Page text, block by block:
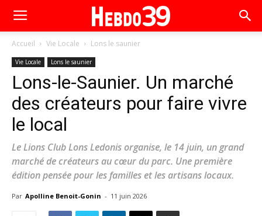
Accueil Vie Locale Lons le saunier
Vie Locale Lons le saunier
Lons-le-Saunier. Un marché
des créateurs pour faire vivre
le local
Le Lions Club Lons Ledonis organise, le 14 juin, un grand
marché de créateurs au cœur du parc. Une première
édition pensée pour les familles et les artisans locaux.
Par Apolline Benoit-Gonin - 11 juin 2026